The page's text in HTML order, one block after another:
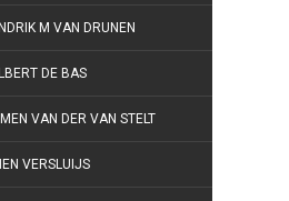
M VAN DRUNEN
DE BAS
VAN DER VAN STELT
VERSLUIJS